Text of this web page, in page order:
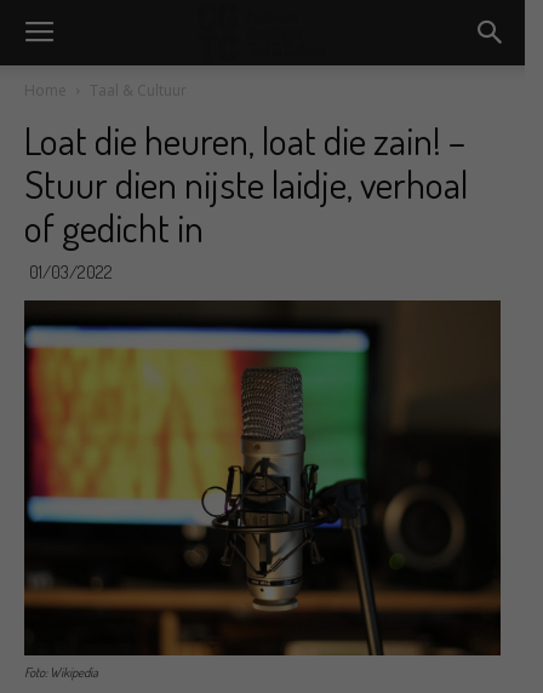
Home Taal & Cultuur
Loat die heuren, loat die zain! –
Stuur dien nijste laidje, verhoal
of gedicht in
01/03/2022
Foto: Wikipedia